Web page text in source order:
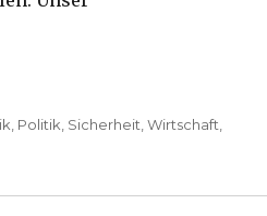
Politik Sicherheit ,Wirtschaft